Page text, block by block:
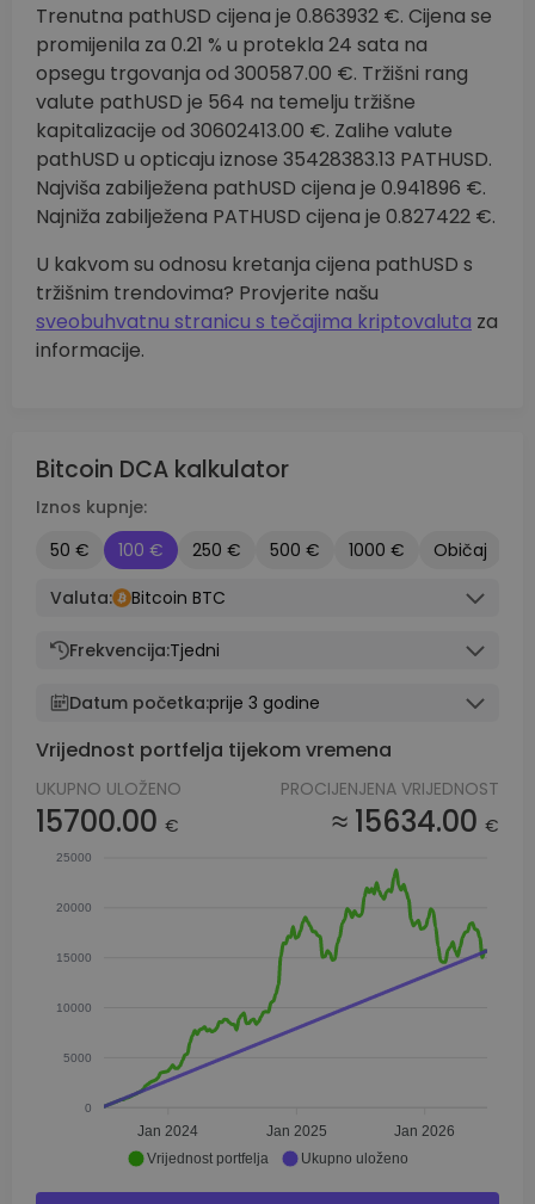
Trenutna pathUSD cijena je 0.863932 €. Cijena se
promijenila za 0.21 % u protekla 24 sata na
opsegu trgovanja od 300587.00 €. Tržišni rang
valute pathUSD je 564 na temelju tržišne
kapitalizacije od 30602413.00 €. Zalihe valute
pathUSD u opticaju iznose 35428383.13 PATHUSD.
Najviša zabilježena pathUSD cijena je 0.941896 €.
Najniža zabilježena PATHUSD cijena je 0.827422 €.
U kakvom su odnosu kretanja cijena pathUSD s
tržišnim trendovima? Provjerite našu
sveobuhvatnu stranicu s tečajima kriptovaluta za
informacije.
Bitcoin DCA kalkulator
Iznos kupnje:
50 €
100 € 250 € 500 € 1000 €
Običaj
Valuta:
Bitcoin BTC
Frekvencija:Tjedni
Datum početka:prije 3 godine
Vrijednost portfelja tijekom vremena
UKUPNO ULOŽENO
15700.00 €
PROCIJENJENA VRIJEDNOST
≈ 15634.00 €
25000
20000
15000
10000
5000
0
Jan 2024 Jan 2025 Jan 2026
Vrijednost portfelja Ukupno uloženo